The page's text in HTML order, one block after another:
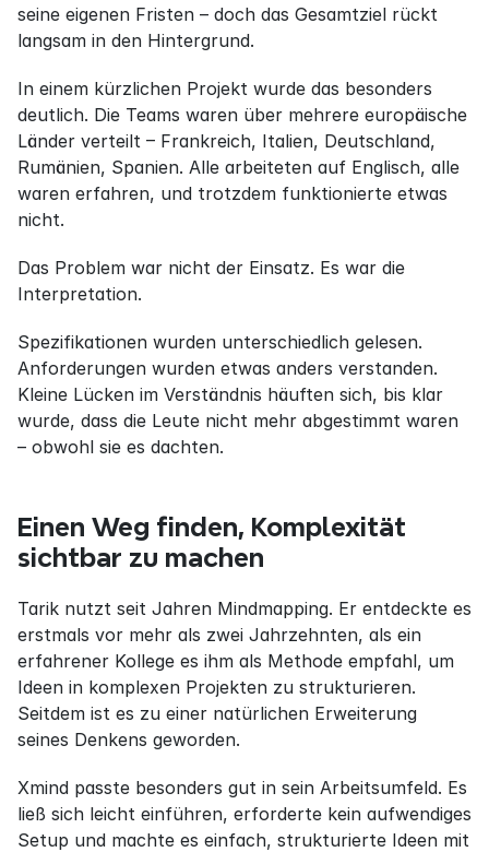
seine eigenen Fristen – doch das Gesamtziel rückt
langsam in den Hintergrund.
In einem kürzlichen Projekt wurde das besonders
deutlich. Die Teams waren über mehrere europäische
Länder verteilt – Frankreich, Italien, Deutschland,
Rumänien, Spanien. Alle arbeiteten auf Englisch, alle
waren erfahren, und trotzdem funktionierte etwas
nicht.
Das Problem war nicht der Einsatz. Es war die
Interpretation.
Spezifikationen wurden unterschiedlich gelesen.
Anforderungen wurden etwas anders verstanden.
Kleine Lücken im Verständnis häuften sich, bis klar
wurde, dass die Leute nicht mehr abgestimmt waren
– obwohl sie es dachten.
Einen Weg finden, Komplexität
sichtbar zu machen
Tarik nutzt seit Jahren Mindmapping. Er entdeckte es
erstmals vor mehr als zwei Jahrzehnten, als ein
erfahrener Kollege es ihm als Methode empfahl, um
Ideen in komplexen Projekten zu strukturieren.
Seitdem ist es zu einer natürlichen Erweiterung
seines Denkens geworden.
Xmind passte besonders gut in sein Arbeitsumfeld. Es
ließ sich leicht einführen, erforderte kein aufwendiges
Setup und machte es einfach, strukturierte Ideen mit